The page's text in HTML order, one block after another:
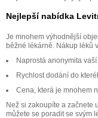
Nejlepší nabídka
Je mnohem výhodnější
běžné lékárně. Nákup léků
Naprostá anonymita
Rychlost dodání do
Cena, která je mnohem
Než si zakoupíte a začnete
můžete se poradit se svým